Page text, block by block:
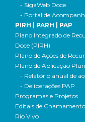
- SigaWeb Doce
- Portal de
PIRH | PARH | PAP
Plano Integrado de
Doce (PIRH)
Plano de Ações de
Plano de Aplicação
- Relatório anual de
- Deliberações PAP
Programas e Projetos
Editais de
Rio Vivo